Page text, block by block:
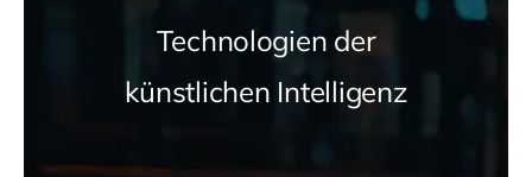
Technologien der
künstlichen Intelligenz